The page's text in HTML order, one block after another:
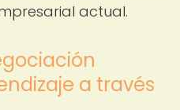
actual.
a través